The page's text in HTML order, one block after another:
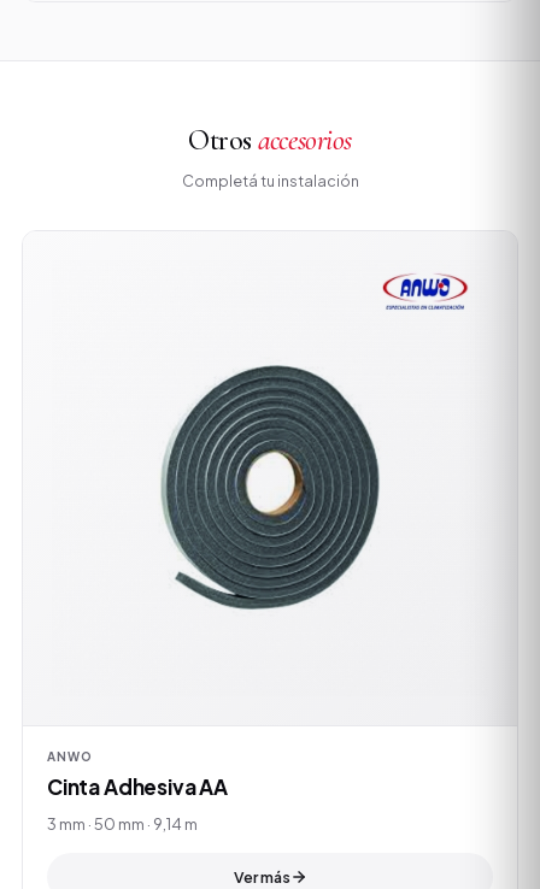
Otrosaccesorios
Completá tu instalación
ANWO
Cinta Adhesiva AA
3 mm · 50 mm · 9,14 m
Ver más